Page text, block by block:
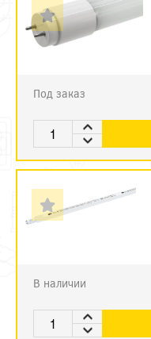
Под заказ
В наличии